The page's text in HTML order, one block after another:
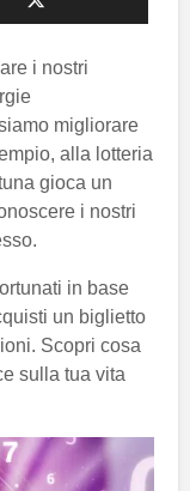
i nostri
migliorare
alla lotteria
gioca un
i nostri
in base
un biglietto
Scopri cosa
sulla tua vita